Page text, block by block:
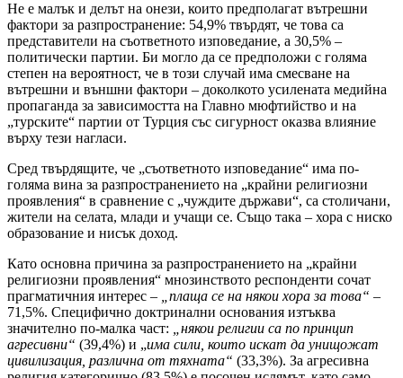
Не е малък и делът на онези, които предполагат вътрешни
фактори за разпространение: 54,9% твърдят, че това са
представители на съответното изповедание, а 30,5% –
политически партии. Би могло да се предположи с голяма
степен на вероятност, че в този случай има смесване на
вътрешни и външни фактори – доколкото усилената медийна
пропаганда за зависимостта на Главно мюфтийство и на
„турските“ партии от Турция със сигурност оказва влияние
върху тези нагласи.
Сред твърдящите, че „съответното изповедание“ има по-
голяма вина за разпространението на „крайни религиозни
проявления“ в сравнение с „чуждите държави“, са столичани,
жители на селата, млади и учащи се. Също така – хора с ниско
образование и нисък доход.
Като основна причина за разпространението на „крайни
религиозни проявления“ мнозинството респонденти сочат
прагматичния интерес –
„плаща се на някои хора за това“ –
71,5%. Специфично доктринални основания изтъква
значително по-малка част:
„някои религии са по принцип
агресивни“ (39,4%) и „има сили, които искат да унищожат
цивилизация, различна от тяхната“ (33,3%). За агресивна